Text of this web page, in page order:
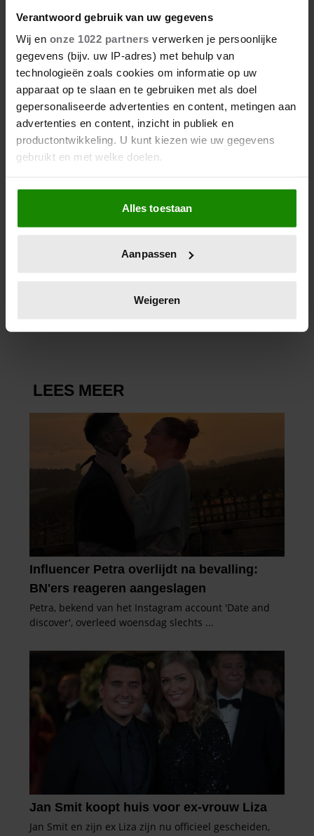
Verantwoord gebruik van uw gegevens
Wij en onze 1022 partners verwerken je persoonlijke
gegevens (bijv. uw IP-adres) met behulp van
technologieën zoals cookies om informatie op uw
apparaat op te slaan en te gebruiken met als doel
gepersonaliseerde advertenties en content, metingen aan
advertenties en content, inzicht in publiek en
productontwikkeling. U kunt kiezen wie uw gegevens
gebruikt en met welke doelen.
Als u het toestaat, willen we ook graag:
Informatie verzamelen over uw geografische
locatie, die tot een paar meter nauwkeurig kan zijn
scannen op specifieke eigenschappen (fingerprinting)
verwerkt en stel uw voorkeuren in het
intrekken in de Cookieverklaring.
en om ons websiteverkeer te analyseren. Ook delen we
informatie over uw gebruik van onze site met onze
partners voor social media, adverteren en analyse. Deze
partners kunnen deze gegevens combineren met andere
informatie die u aan ze heeft verstrekt of die ze hebben
gaat akkoord met onze cookies als u onze website blijft
Alles toestaan
Aanpassen
Weigeren
27/04/2026
ZO VIERT DE KONINKLIJKE
FAMILIE KONINGSDAG DIT JAAR
IN FRIESLAND
26/04/2026
VOLGEBOEKT MET KONINGSDAG